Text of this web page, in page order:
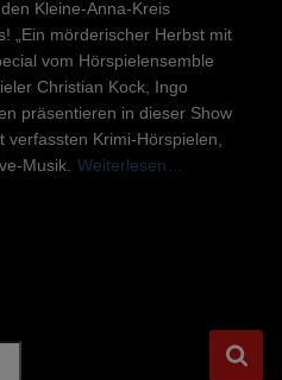
Kleine-Anna-Kreis
„Ein mörderischer Herbst mit
vom Hörspielensemble
Christian Kock, Ingo
präsentieren in dieser Show
Krimi-Hörspielen,
Musik. Weiterlesen…